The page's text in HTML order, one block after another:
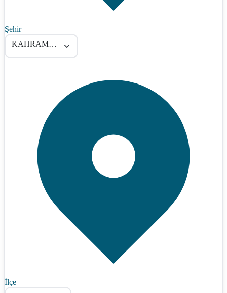
Şehir
KAHRAMANMARAŞ
İlçe